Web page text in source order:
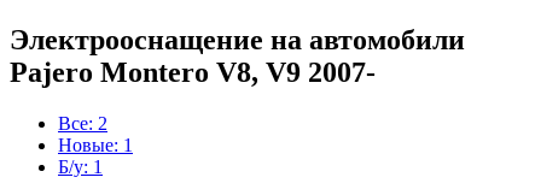
Электрооснащение на автомобили
Pajero Montero V8, V9 2007-
Все: 2
Новые: 1
Б/у: 1